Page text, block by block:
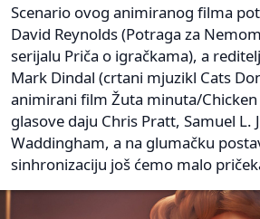
Scenario ovog animiranog filma
David Reynolds (Potraga za
serijalu Priča o igračkama), a
Mark Dindal (crtani mjuzikl Cats
animirani film Žuta minuta/
glasove daju Chris Pratt, Samuel L.
Waddingham, a na glumačku
sinhronizaciju još ćemo malo